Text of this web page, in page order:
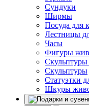
Сундуки
Ширмы
Посуда для
Лестницы
Часы
Фигуры
Скульптуры
Статуэтки
Шкуры